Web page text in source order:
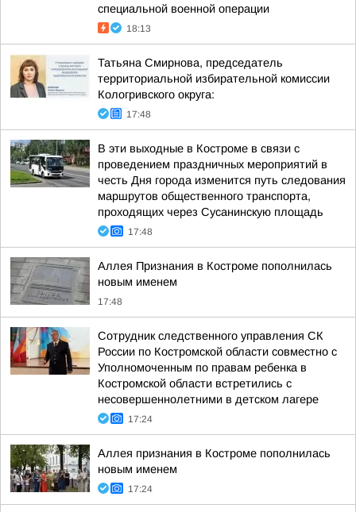
специальной военной операции
18:13
Татьяна Смирнова, председатель
территориальной избирательной комиссии
Кологривского округа:
17:48
В эти выходные в Костроме в связи с
проведением праздничных мероприятий в
честь Дня города изменится путь следования
маршрутов общественного транспорта,
проходящих через Сусанинскую площадь
17:48
Аллея Признания в Костроме пополнилась
новым именем
17:48
Сотрудник следственного управления СК
России по Костромской области совместно с
Уполномоченным по правам ребенка в
Костромской области встретились с
несовершеннолетними в детском лагере
17:24
Аллея признания в Костроме пополнилась
новым именем
17:24